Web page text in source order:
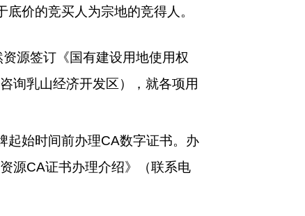
价的竞买人为宗地的竞得人。
源签订《国有建设用地使用权
询乳山经济开发区），就各项用
起始时间前办理CA数字证书。办
源CA证书办理介绍》（联系电